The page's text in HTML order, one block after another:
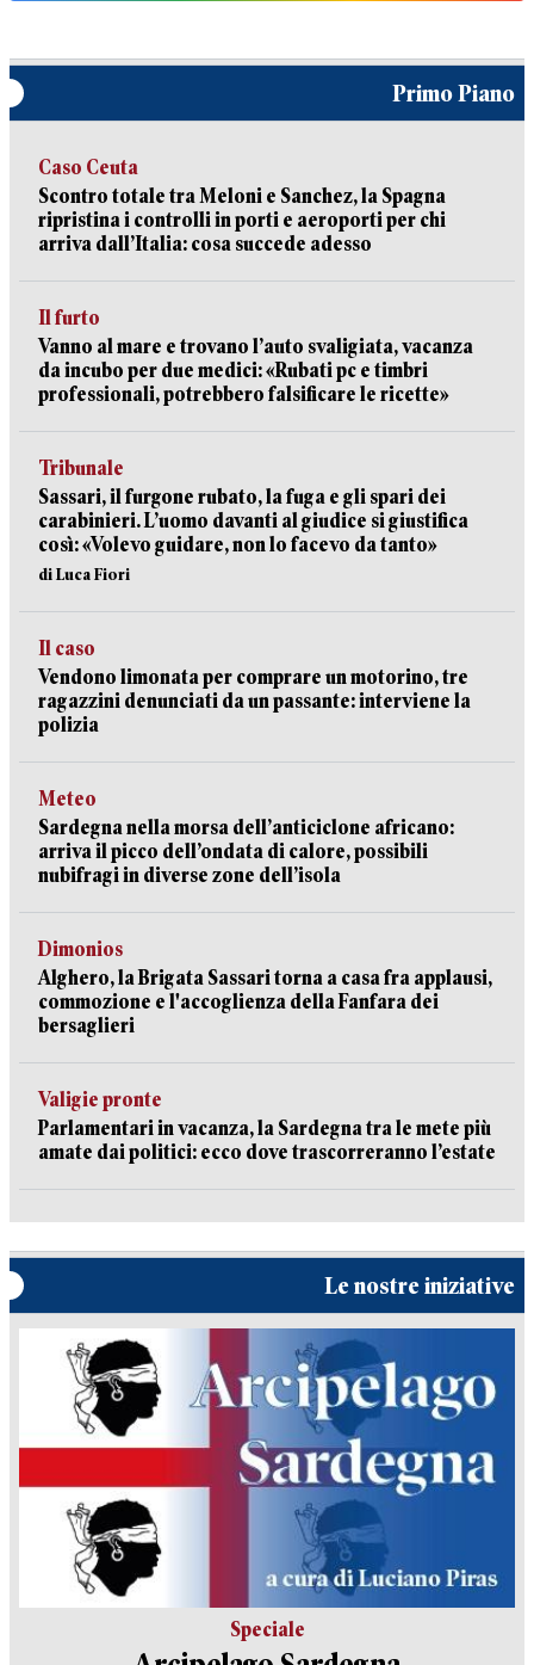
Primo Piano
Caso Ceuta
Scontro totale tra Meloni e Sanchez, la Spagna
ripristina i controlli in porti e aeroporti per chi
arriva dall’Italia: cosa succede adesso
Il furto
Vanno al mare e trovano l’auto svaligiata, vacanza
da incubo per due medici: «Rubati pc e timbri
professionali, potrebbero falsificare le ricette»
Tribunale
Sassari, il furgone rubato, la fuga e gli spari dei
carabinieri. L’uomo davanti al giudice si giustifica
così: «Volevo guidare, non lo facevo da tanto»
di Luca Fiori
Il caso
Vendono limonata per comprare un motorino, tre
ragazzini denunciati da un passante: interviene la
polizia
Meteo
Sardegna nella morsa dell’anticiclone africano:
arriva il picco dell’ondata di calore, possibili
nubifragi in diverse zone dell’isola
Dimonios
Alghero, la Brigata Sassari torna a casa fra applausi,
commozione e l'accoglienza della Fanfara dei
bersaglieri
Valigie pronte
Parlamentari in vacanza, la Sardegna tra le mete più
amate dai politici: ecco dove trascorreranno l’estate
Le nostre iniziative
Speciale